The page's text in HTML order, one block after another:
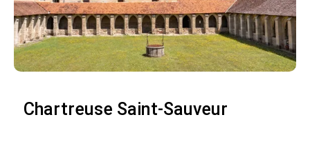
Chartreuse Saint-Sauveur